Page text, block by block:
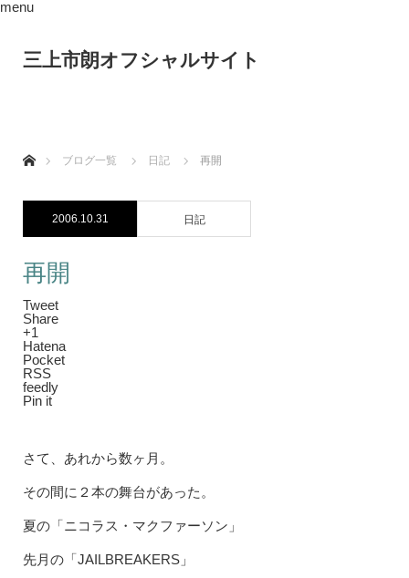
三上市朗オフシャルサイト
menu
ブログ一覧
日記 再開
2006.10.31 日記
再開
Tweet
Share
+1
Hatena
Pocket
RSS
feedly
Pin it
さて、あれから数ヶ月。
その間に２本の舞台があった。
夏の「ニコラス・マクファーソン」
先月の「JAILBREAKERS」